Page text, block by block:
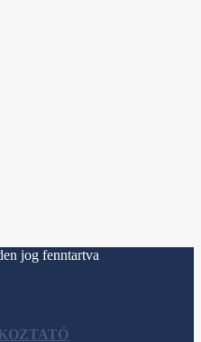
jog fenntartva